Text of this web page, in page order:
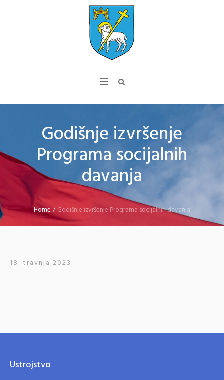
Godišnje izvršenje
Programa socijalnih
davanja
Home/Godišnje izvršenje Programa socijalnih davanja
18. travnja 2023.
Ustrojstvo